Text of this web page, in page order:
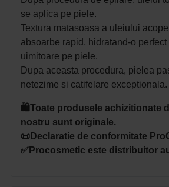
se aplica pe piele.
Textura matasoasa a uleiului
absoarbe rapid, hidratand-o
uimitoare pe piele.
Dupa aceasta procedura, pielea
netezime si catifelare exceptionala.
🛍️Toate produsele achizitionate
nostru sunt originale.
📜Declaratie de conformitate
✅Procosmetic este distribuitor